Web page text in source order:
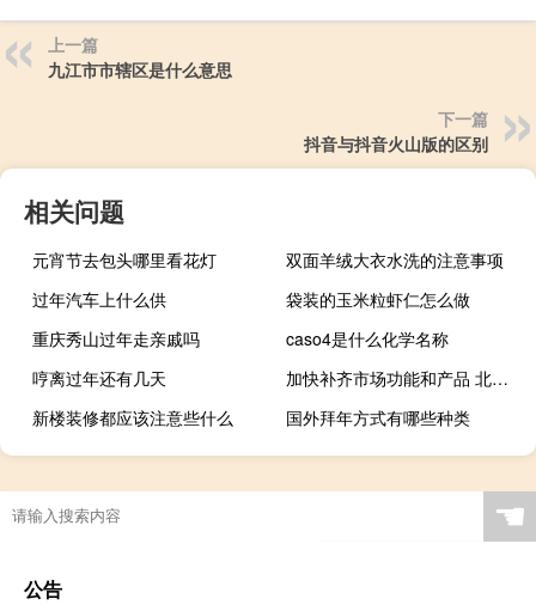
上一篇
九江市市辖区是什么意思
下一篇
抖音与抖音火山版的区别
相关问题
元宵节去包头哪里看花灯
双面羊绒大衣水洗的注意事项
过年汽车上什么供
袋装的玉米粒虾仁怎么做
重庆秀山过年走亲戚吗
caso4是什么化学名称
哼离过年还有几天
加快补齐市场功能和产品 北交所深改举措密集落地可期
新楼装修都应该注意些什么
国外拜年方式有哪些种类
☚
公告